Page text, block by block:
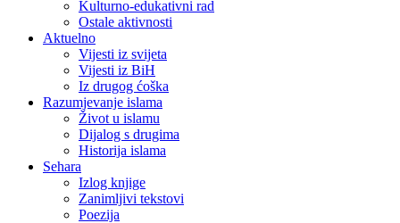
Kulturno-edukativni rad
Ostale aktivnosti
Aktuelno
Vijesti iz svijeta
Vijesti iz BiH
Iz drugog ćoška
Razumjevanje islama
Život u islamu
Dijalog s drugima
Historija islama
Sehara
Izlog knjige
Zanimljivi tekstovi
Poezija